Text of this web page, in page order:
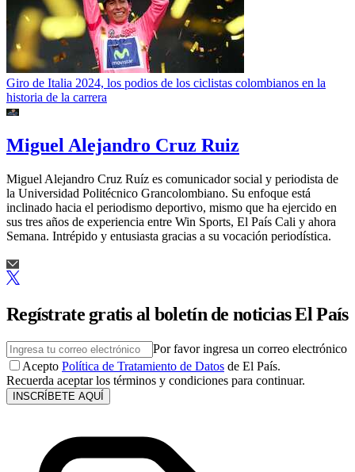
Giro de Italia 2024, los podios de los ciclistas colombianos en la
historia de la carrera
Miguel Alejandro Cruz Ruiz
Miguel Alejandro Cruz Ruíz es comunicador social y periodista de
la Universidad Politécnico Grancolombiano. Su enfoque está
inclinado hacia el periodismo deportivo, mismo que ha ejercido en
sus tres años de experiencia entre Win Sports, El País Cali y ahora
Semana. Intrépido y entusiasta gracias a su vocación periodística.
Regístrate gratis al boletín de noticias El País
Por favor ingresa un correo electrónico
Acepto Política de Tratamiento de Datos de El País.
Recuerda aceptar los términos y condiciones para continuar.
INSCRÍBETE AQUÍ